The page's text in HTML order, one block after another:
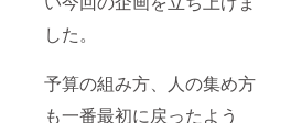
した。
予算の組み方、人の集め方
も一番最初に戻ったよう